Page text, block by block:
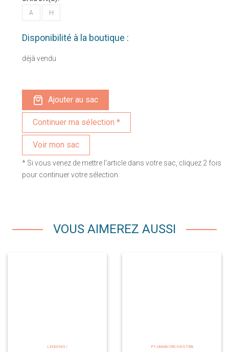
A H
Disponibilité à la boutique :
déjà vendu
Ajouter au sac
Voir mon sac
* Si vous venez de mettre l'article dans votre sac, cliquez 2 fois
pour continuer votre sélection.
VOUS AIMEREZ AUSSI
LEGGING /
PYJAMA ORCHESTRA